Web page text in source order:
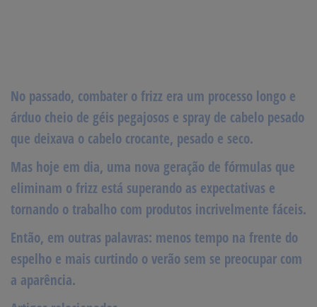
No passado, combater o frizz era um processo longo e
árduo cheio de géis pegajosos e spray de cabelo pesado
que deixava o cabelo crocante, pesado e seco.
Mas hoje em dia, uma nova geração de fórmulas que
eliminam o frizz está superando as expectativas e
tornando o trabalho com produtos incrivelmente fáceis.
Então, em outras palavras: menos tempo na frente do
espelho e mais curtindo o verão sem se preocupar com
a aparência.